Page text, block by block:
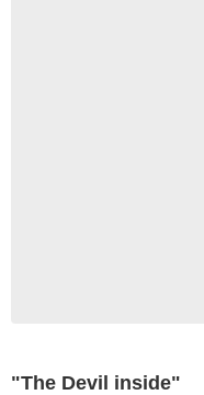
"The Devil inside"